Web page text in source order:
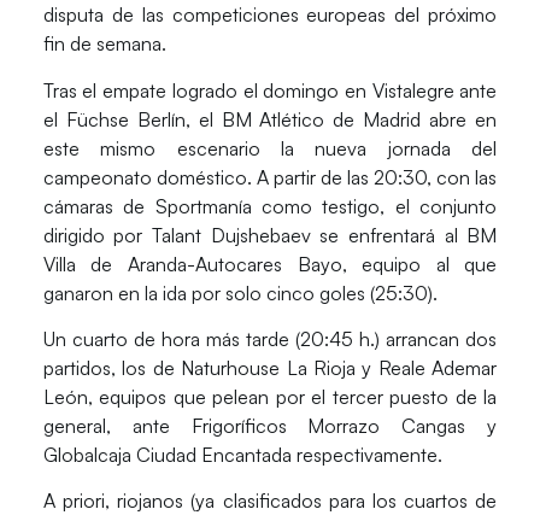
disputa de las competiciones europeas del próximo
fin de semana.
Tras el empate logrado el domingo en Vistalegre ante
el Füchse Berlín, el BM Atlético de Madrid abre en
este mismo escenario la nueva jornada del
campeonato doméstico. A partir de las 20:30, con las
cámaras de Sportmanía como testigo, el conjunto
dirigido por Talant Dujshebaev se enfrentará al BM
Villa de Aranda-Autocares Bayo, equipo al que
ganaron en la ida por solo cinco goles (25:30).
Un cuarto de hora más tarde (20:45 h.) arrancan dos
partidos, los de Naturhouse La Riojay Reale Ademar
León, equipos que pelean por el tercer puesto de la
general, ante Frigoríficos Morrazo Cangas y
Globalcaja Ciudad Encantada respectivamente.
A priori, riojanos (ya clasificados para los cuartos de